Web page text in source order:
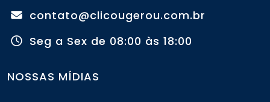
contato@clicougerou.com.br
Seg a Sex de 08:00 às 18:00
NOSSAS MÍDIAS